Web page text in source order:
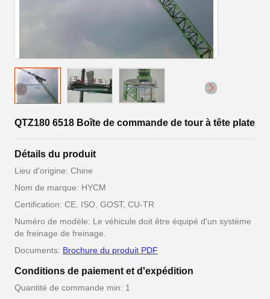
QTZ180 6518 Boîte de commande de tour à tête plate
Détails du produit
Lieu d'origine: Chine
Nom de marque: HYCM
Certification: CE, ISO, GOST, CU-TR
Numéro de modèle: Le véhicule doit être équipé d'un système
de freinage de freinage.
Documents: Brochure du produit PDF
Conditions de paiement et d'expédition
Quantité de commande min: 1